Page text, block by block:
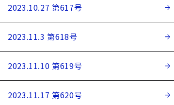
2023.10.27 第617号
2023.11.3 第618号
2023.11.10 第619号
2023.11.17 第620号